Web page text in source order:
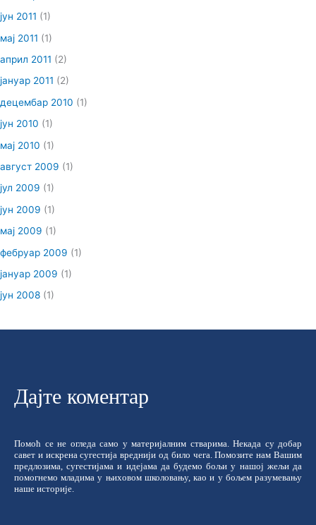
јун 2011 (1)
мај 2011 (1)
април 2011 (2)
јануар 2011 (2)
децембар 2010 (1)
јун 2010 (1)
мај 2010 (1)
август 2009 (1)
јул 2009 (1)
јун 2009 (1)
мај 2009 (1)
фебруар 2009 (1)
јануар 2009 (1)
јун 2008 (1)
Дајте коментар
Помоћ се не огледа само у материјалним стварима. Некада су добар
савет и искрена сугестија вреднији од било чега. Помозите нам Вашим
предлозима, сугестијама и идејама да будемо бољи у нашој жељи да
помогнемо младима у њиховом школовању, као и у бољем разумевању
наше историје.